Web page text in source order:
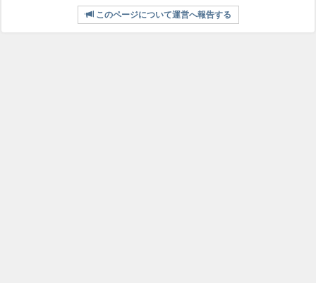
このページについて運営へ報告する